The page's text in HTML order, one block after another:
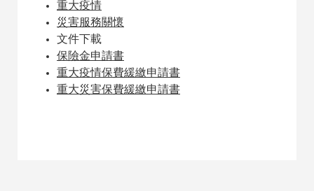
重大疫情
災害服務關懷
文件下載
保險金申請書
重大疫情保費緩繳申請書
重大災害保費緩繳申請書